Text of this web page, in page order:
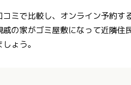
ミで比較し、オンライン予約す
の家がゴミ屋敷になって近隣住
ょう。